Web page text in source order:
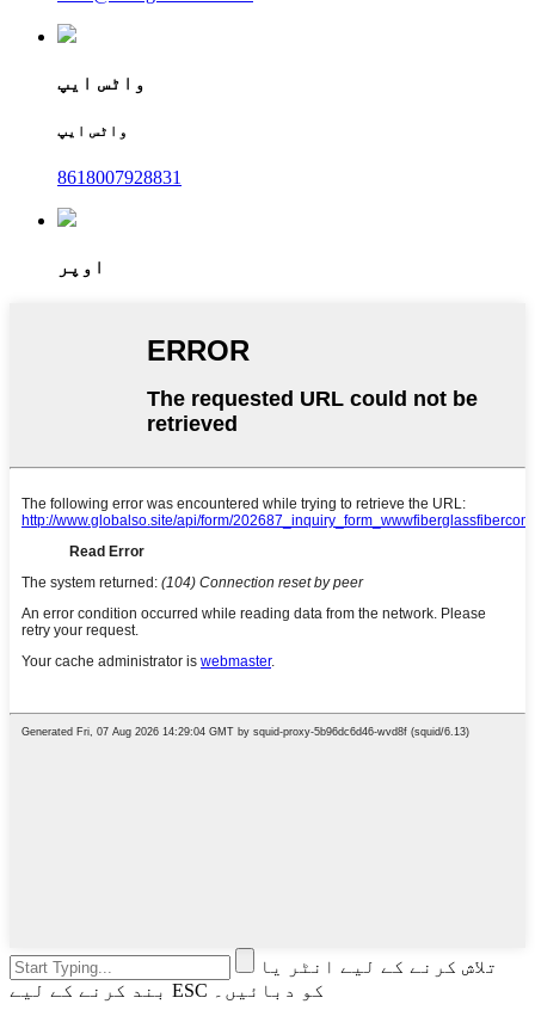
واٹس ایپ
واٹس ایپ
8618007928831
اوپر
تلاش کرنے کے لیے انٹر یا
بند کرنے کے لیے ESC کو دبائیں۔